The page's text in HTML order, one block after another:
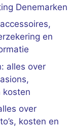
Denemarken
en
alles over
kosten
over
kosten en